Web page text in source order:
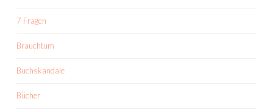
7 Fragen
Brauchtum
Buchskandale
Bücher